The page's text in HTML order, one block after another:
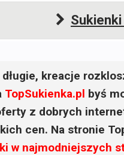
kreacje
TopSukienka.pl byś
z dobrych
cen. Na stronie
w najmodniejszych